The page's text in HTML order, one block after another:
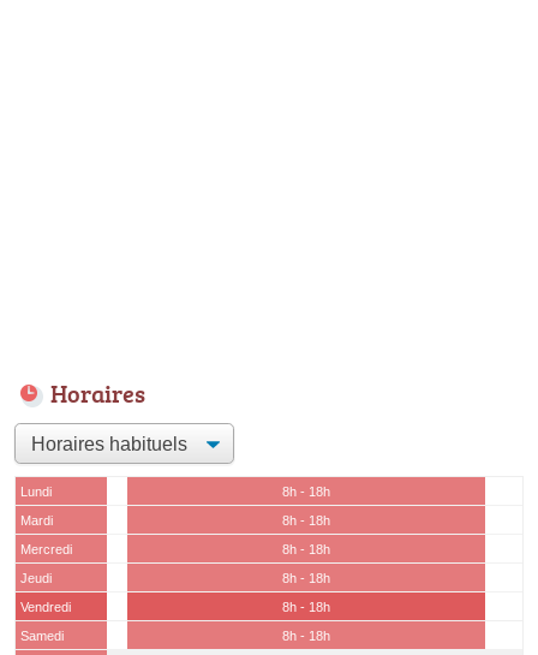
Horaires
Lundi
8h - 18h
Mardi
8h - 18h
Mercredi
8h - 18h
Jeudi
8h - 18h
Vendredi
8h - 18h
Samedi
8h - 18h